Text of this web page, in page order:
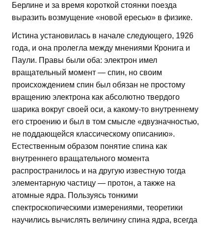
Берлине и за время короткой стоянки поезда
выразить возмущение «новой ересью» в физике.
Истина установилась в начале следующего, 1926
года, и она пролегла между мнениями Кронига и
Паули. Правы были оба: электрон имел
вращательный момент — спин, но своим
происхождением спин был обязан не простому
вращению электрона как абсолютно твердого
шарика вокруг своей оси, а какому-то внутреннему
его строению и был в том смысле «двузначностью,
не поддающейся классическому описанию».
Естественным образом понятие спина как
внутреннего вращательного момента
распространилось и на другую известную тогда
элементарную частицу — протон, а также на
атомные ядра. Пользуясь тонкими
спектроскопическими измерениями, теоретики
научились вычислять величину спина ядра, всегда